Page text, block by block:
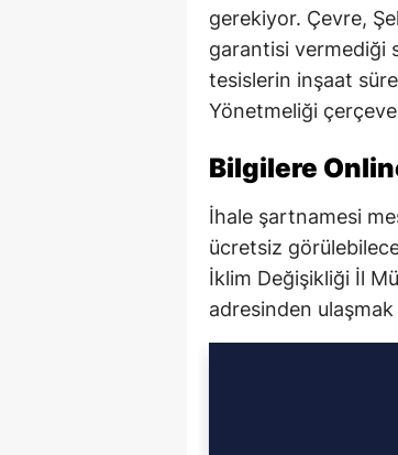
gerekiyor. Çevre,
garantisi vermediği
tesislerin inşaat
Yönetmeliği
Bilgilere
İhale şartnamesi
ücretsiz
İklim Değişikliği İl
adresinden